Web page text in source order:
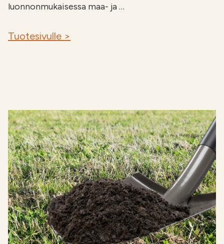
luonnonmukaisessa maa- ja …
Tuotesivulle >